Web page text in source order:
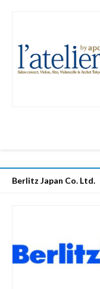
Berlitz Japan Co. Ltd.